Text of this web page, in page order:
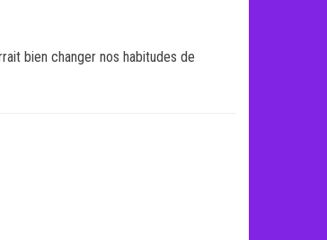
bien changer nos habitudes de